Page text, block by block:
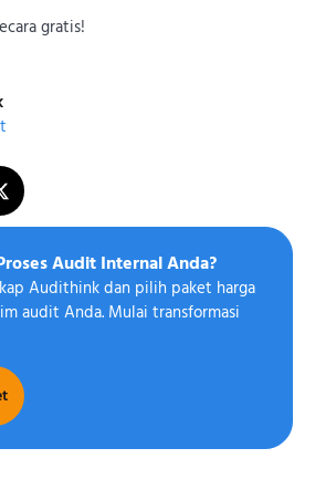
Audit Internal Anda?
Audithink dan pilih paket harga
audit Anda. Mulai transformasi
gratis!